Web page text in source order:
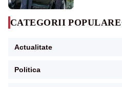
CATEGORII POPULARE
Actualitate
Politica